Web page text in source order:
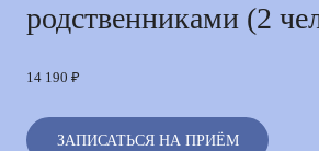
Стационар
Оперблок
родственниками (2
14 190 ₽
ЗАПИСАТЬСЯ НА ПРИЁМ